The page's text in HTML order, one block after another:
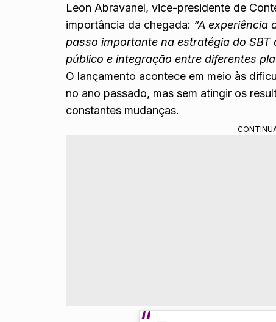
Leon Abravanel, vice-presidente de
importância da chegada: “A experiência
passo importante na estratégia do
público e integração entre diferentes
O lançamento acontece em meio às
no ano passado, mas sem atingir os
constantes mudanças.
- -